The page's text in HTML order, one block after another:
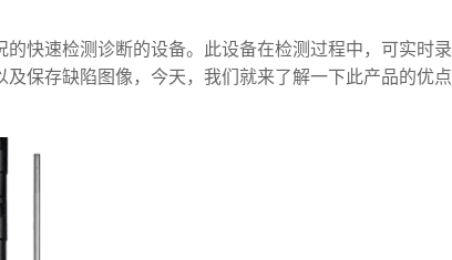
快速检测诊断的设备。此设备在检测过程中，可实时录
保存缺陷图像，今天，我们就来了解一下此产品的优点